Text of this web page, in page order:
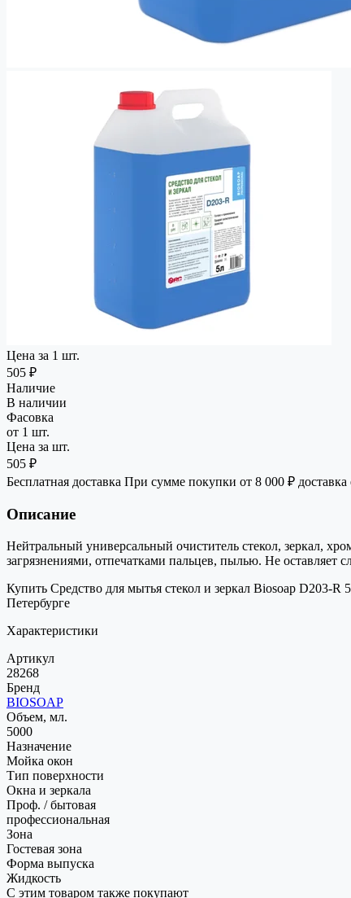
Цена за 1 шт.
505 ₽
Наличие
В наличии
Фасовка
от 1 шт.
Цена за шт.
505 ₽
Бесплатная доставка При сумме покупки от 8 000 ₽ доставка
Описание
Нейтральный универсальный очиститель стекол, зеркал,
загрязнениями, отпечатками пальцев, пылью. Не оставляет
Купить Средство для мытья стекол и зеркал Biosoap D203-
Петербурге
Характеристики
Артикул
28268
Бренд
BIOSOAP
Объем, мл.
5000
Назначение
Мойка окон
Тип поверхности
Окна и зеркала
Проф. / бытовая
профессиональная
Зона
Гостевая зона
Форма выпуска
Жидкость
С этим товаром также покупают